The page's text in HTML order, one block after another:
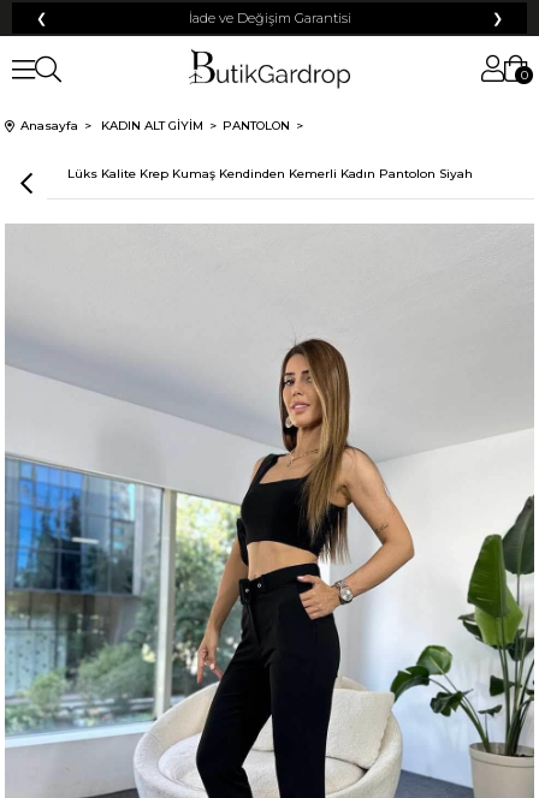
❮ İade ve Değişim Garantisi ❯
0
Anasayfa KADIN ALT GİYİM PANTOLON
Lüks Kalite Krep Kumaş Kendinden Kemerli Kadın Pantolon Siyah